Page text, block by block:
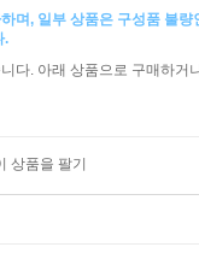
며, 일부 상품은 구성품 불량
.
다. 아래 상품으로 구매하거
상품을 팔기